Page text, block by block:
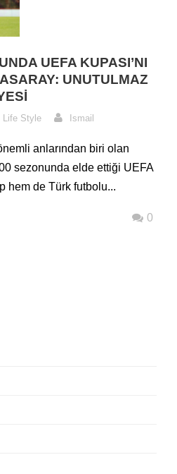
UEFA KUPASI’NI
UNUTULMAZ
Life Style Ismail
anlarından biri olan
sezonunda elde ettiği UEFA
hem de Türk futbolu...
0